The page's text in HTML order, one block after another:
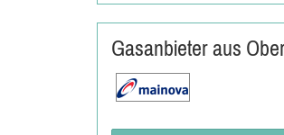
Gasanbieter aus